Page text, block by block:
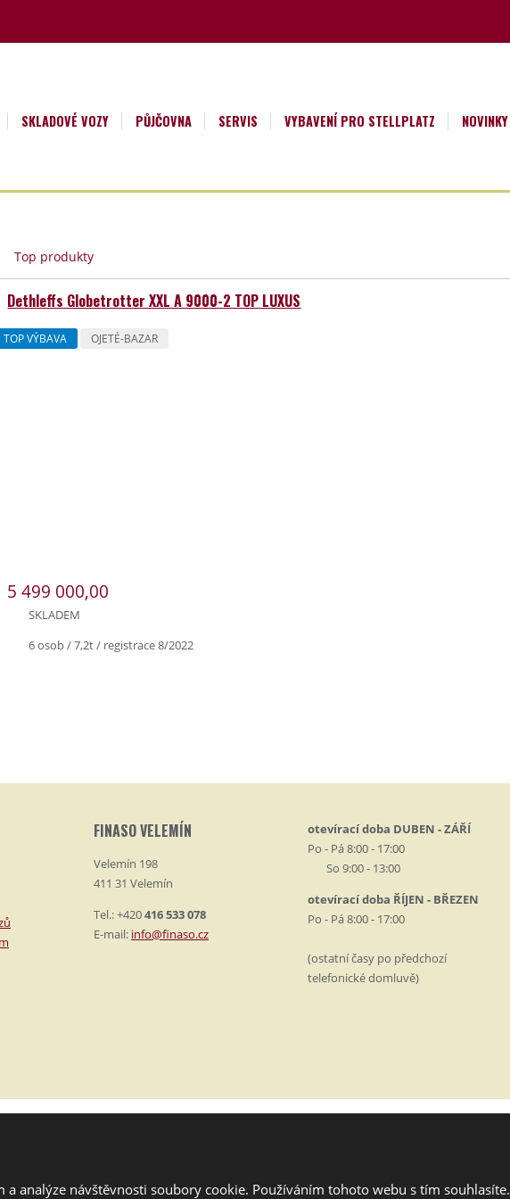
SKLADOVÉ VOZY PŮJČOVNA SERVIS VYBAVENÍ PRO STELLPLATZ NOVINKY
Top produkty
Dethleffs Globetrotter XXL A 9000-2 TOP LUXUS
5 499 000,00
TOP VÝBAVA OJETÉ-BAZAR
SKLADEM
6 osob / 7,2t / registrace 8/2022
FINASO VELEMÍN
Velemín 198
411 31 Velemín
Tel.: +420416 533 078
E-mail: info@finaso.cz
otevírací doba DUBEN - ZÁŘÍ
Po - Pá 8:00 - 17:00
So 9:00 - 13:00
otevírací doba ŘÍJEN - BŘEZEN
Po - Pá 8:00 - 17:00
(ostatní časy po předchozí
telefonické domluvě)
ochrany osobních údajů a
analýze návštěvnosti soubory cookie. Používáním tohoto webu s tím souhlasíte.